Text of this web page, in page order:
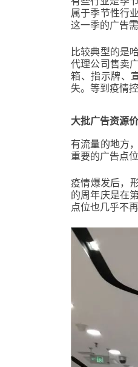
属于季节性行
这一季的广告需
比较典型的是
代理公司售卖
箱、指示牌、
失。等到疫情
大批广告资源
有流量的地方
重要的广告点位
疫情爆发后，
的周年庆是在
点位也几乎不